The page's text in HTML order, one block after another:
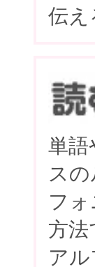
伝え
単語
ス
フ
方法
ア